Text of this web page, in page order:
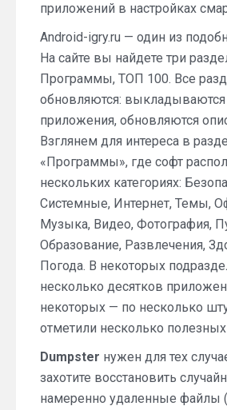
приложений в настройках
Android-igry.ru — один из
На сайте вы найдете три
Программы, ТОП 100. Все
обновляются:
приложения, обновляются
Взглянем для интереса в
«Программы», где софт
нескольких категориях:
Системные, Интернет, Темы,
Музыка, Видео, Фотография,
Образование, Развлечения,
Погода. В некоторых
несколько десятков
некоторых — по несколько
отметили несколько
Dumpster нужен для тех
захотите восстановить
намеренно удаленные файлы